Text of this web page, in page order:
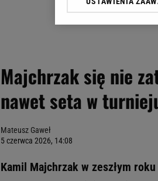
Majchrzak się nie
nawet seta w
Mateusz Gaweł
5 czerwca 2026, 14:08
Kamil Majchrzak w zeszłym
Klikając „Akceptuję”
Zaufanych Partnerów i
My, nasi Zaufani
Użycie dokładnych
Przechowywanie